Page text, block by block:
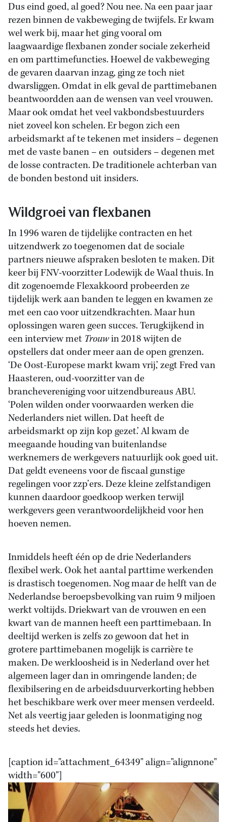
Dus eind goed, al goed? Nou nee. Na een paar jaar
rezen binnen de vakbeweging de twijfels. Er kwam
wel werk bij, maar het ging vooral om
laagwaardige flexbanen zonder sociale zekerheid
en om parttimefuncties. Hoewel de vakbeweging
de gevaren daarvan inzag, ging ze toch niet
dwarsliggen. Omdat in elk geval de parttimebanen
beantwoordden aan de wensen van veel vrouwen.
Maar ook omdat het veel vakbondsbestuurders
niet zoveel kon schelen. Er begon zich een
arbeidsmarkt af te tekenen met insiders – degenen
met de vaste banen – en outsiders – degenen met
de losse contracten. De traditionele achterban van
de bonden bestond uit insiders.
Wildgroei van flexbanen
In 1996 waren de tijdelijke contracten en het
uitzendwerk zo toegenomen dat de sociale
partners nieuwe afspraken besloten te maken. Dit
keer bij FNV-voorzitter Lodewijk de Waal thuis. In
dit zogenoemde Flexakkoord probeerden ze
tijdelijk werk aan banden te leggen en kwamen ze
met een cao voor uitzendkrachten. Maar hun
oplossingen waren geen succes. Terugkijkend in
een interview metTrouwin 2018 wijten de
opstellers dat onder meer aan de open grenzen.
‘De Oost-Europese markt kwam vrij,’ zegt Fred van
Haasteren, oud-voorzitter van de
branchevereniging voor uitzendbureaus ABU.
‘Polen wilden onder voorwaarden werken die
Nederlanders niet willen. Dat heeft de
arbeidsmarkt op zijn kop gezet.’ Al kwam de
meegaande houding van buitenlandse
werknemers de werkgevers natuurlijk ook goed uit.
Dat geldt eveneens voor de fiscaal gunstige
regelingen voor zzp’ers. Deze kleine zelfstandigen
kunnen daardoor goedkoop werken terwijl
werkgevers geen verantwoordelijkheid voor hen
hoeven nemen.
Inmiddels heeft één op de drie Nederlanders
flexibel werk. Ook het aantal parttime werkenden
is drastisch toegenomen. Nog maar de helft van de
Nederlandse beroepsbevolking van ruim 9 miljoen
werkt voltijds. Driekwart van de vrouwen en een
kwart van de mannen heeft een parttimebaan. In
deeltijd werken is zelfs zo gewoon dat het in
grotere parttimebanen mogelijk is carrière te
maken. De werkloosheid is in Nederland over het
algemeen lager dan in omringende landen; de
flexibilsering en de arbeidsduurverkorting hebben
het beschikbare werk over meer mensen verdeeld.
Net als veertig jaar geleden is loonmatiging nog
steeds het devies.
[caption id="attachment_64349" align="alignnone"
width="600"]